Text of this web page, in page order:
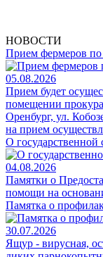
НОВОСТИ
Прием фермеров
05.08.2026
Прием будет
помещении
Оренбург, ул.
на прием
О
04.08.2026
Памятки о
помощи на
Памятка о
30.07.2026
Ящур - вирусная,